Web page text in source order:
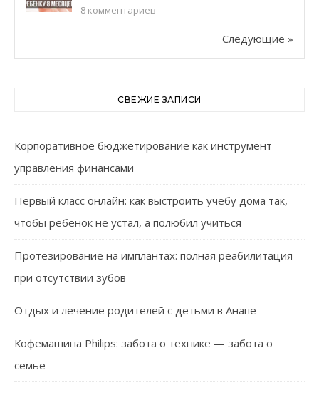
8 комментариев
Следующие »
СВЕЖИЕ ЗАПИСИ
Корпоративное бюджетирование как инструмент
управления финансами
Первый класс онлайн: как выстроить учёбу дома так,
чтобы ребёнок не устал, а полюбил учиться
Протезирование на имплантах: полная реабилитация
при отсутствии зубов
Отдых и лечение родителей с детьми в Анапе
Кофемашина Philips: забота о технике — забота о
семье